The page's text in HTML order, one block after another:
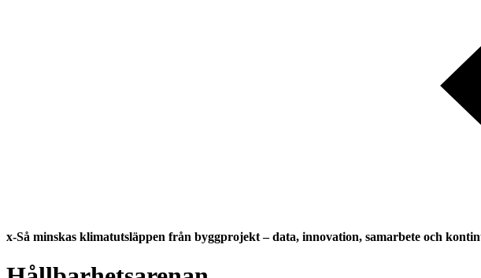
x-Så minskas klimatutsläppen från byggprojekt – data, innovation, samarbete och